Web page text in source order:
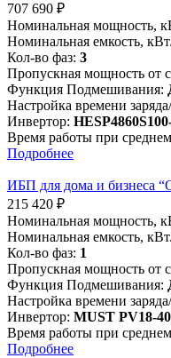
707 690 ₽
Номинальная мощность,
Номинальная емкость,
Кол-во фаз: 3
Пропускная мощность от
Функция Подмешивания:
Настройка времени
Инвертор:
Время работы при
Подробнее
ИБП для дома и бизнеса
215 420 ₽
Номинальная мощность,
Номинальная емкость,
Кол-во фаз: 1
Пропускная мощность от
Функция Подмешивания:
Настройка времени
Инвертор: MUST PV18-
Время работы при
Подробнее